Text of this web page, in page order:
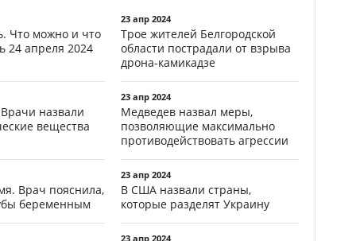
Что можно и что
24 апреля 2024
назвали
вещества
Врач пояснила,
беременным
23 апр 2024
Трое жителей Белгородской
области пострадали от взрыва
дрона-камикадзе
23 апр 2024
Медведев назвал меры,
позволяющие максимально
противодействовать агрессии
23 апр 2024
В США назвали страны,
которые разделят Украину
23 апр 2024